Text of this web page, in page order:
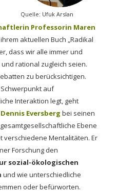
Quelle: Ufuk Arslan
Professorin Maren
aktuellen Buch „Radikal
dass wir alle immer und
rational zugleich seien.
zu berücksichtigen.
auf
Interaktion legt, geht
Eversberg bei seinen
Ebene
verschiedene Mentalitäten. Er
Forschung den
sozial-ökologischen
und wie unterschiedliche
oder befürworten.